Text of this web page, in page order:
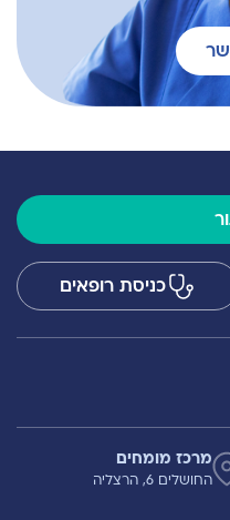
כניסת רופאים
מרכז מומחים
החושלים 6, הרצליה